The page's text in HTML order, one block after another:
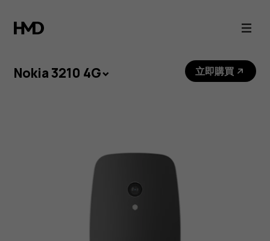
Nokia
3210
功
Nokia 3210 4G 立即購買